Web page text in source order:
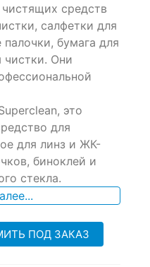
средств
салфетки для
бумага для
чистки. Они
это
для
для линз и ЖК-
биноклей и
стекла.
ПОД ЗАКАЗ